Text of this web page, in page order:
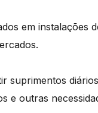
em instalações
suprimentos
e outras